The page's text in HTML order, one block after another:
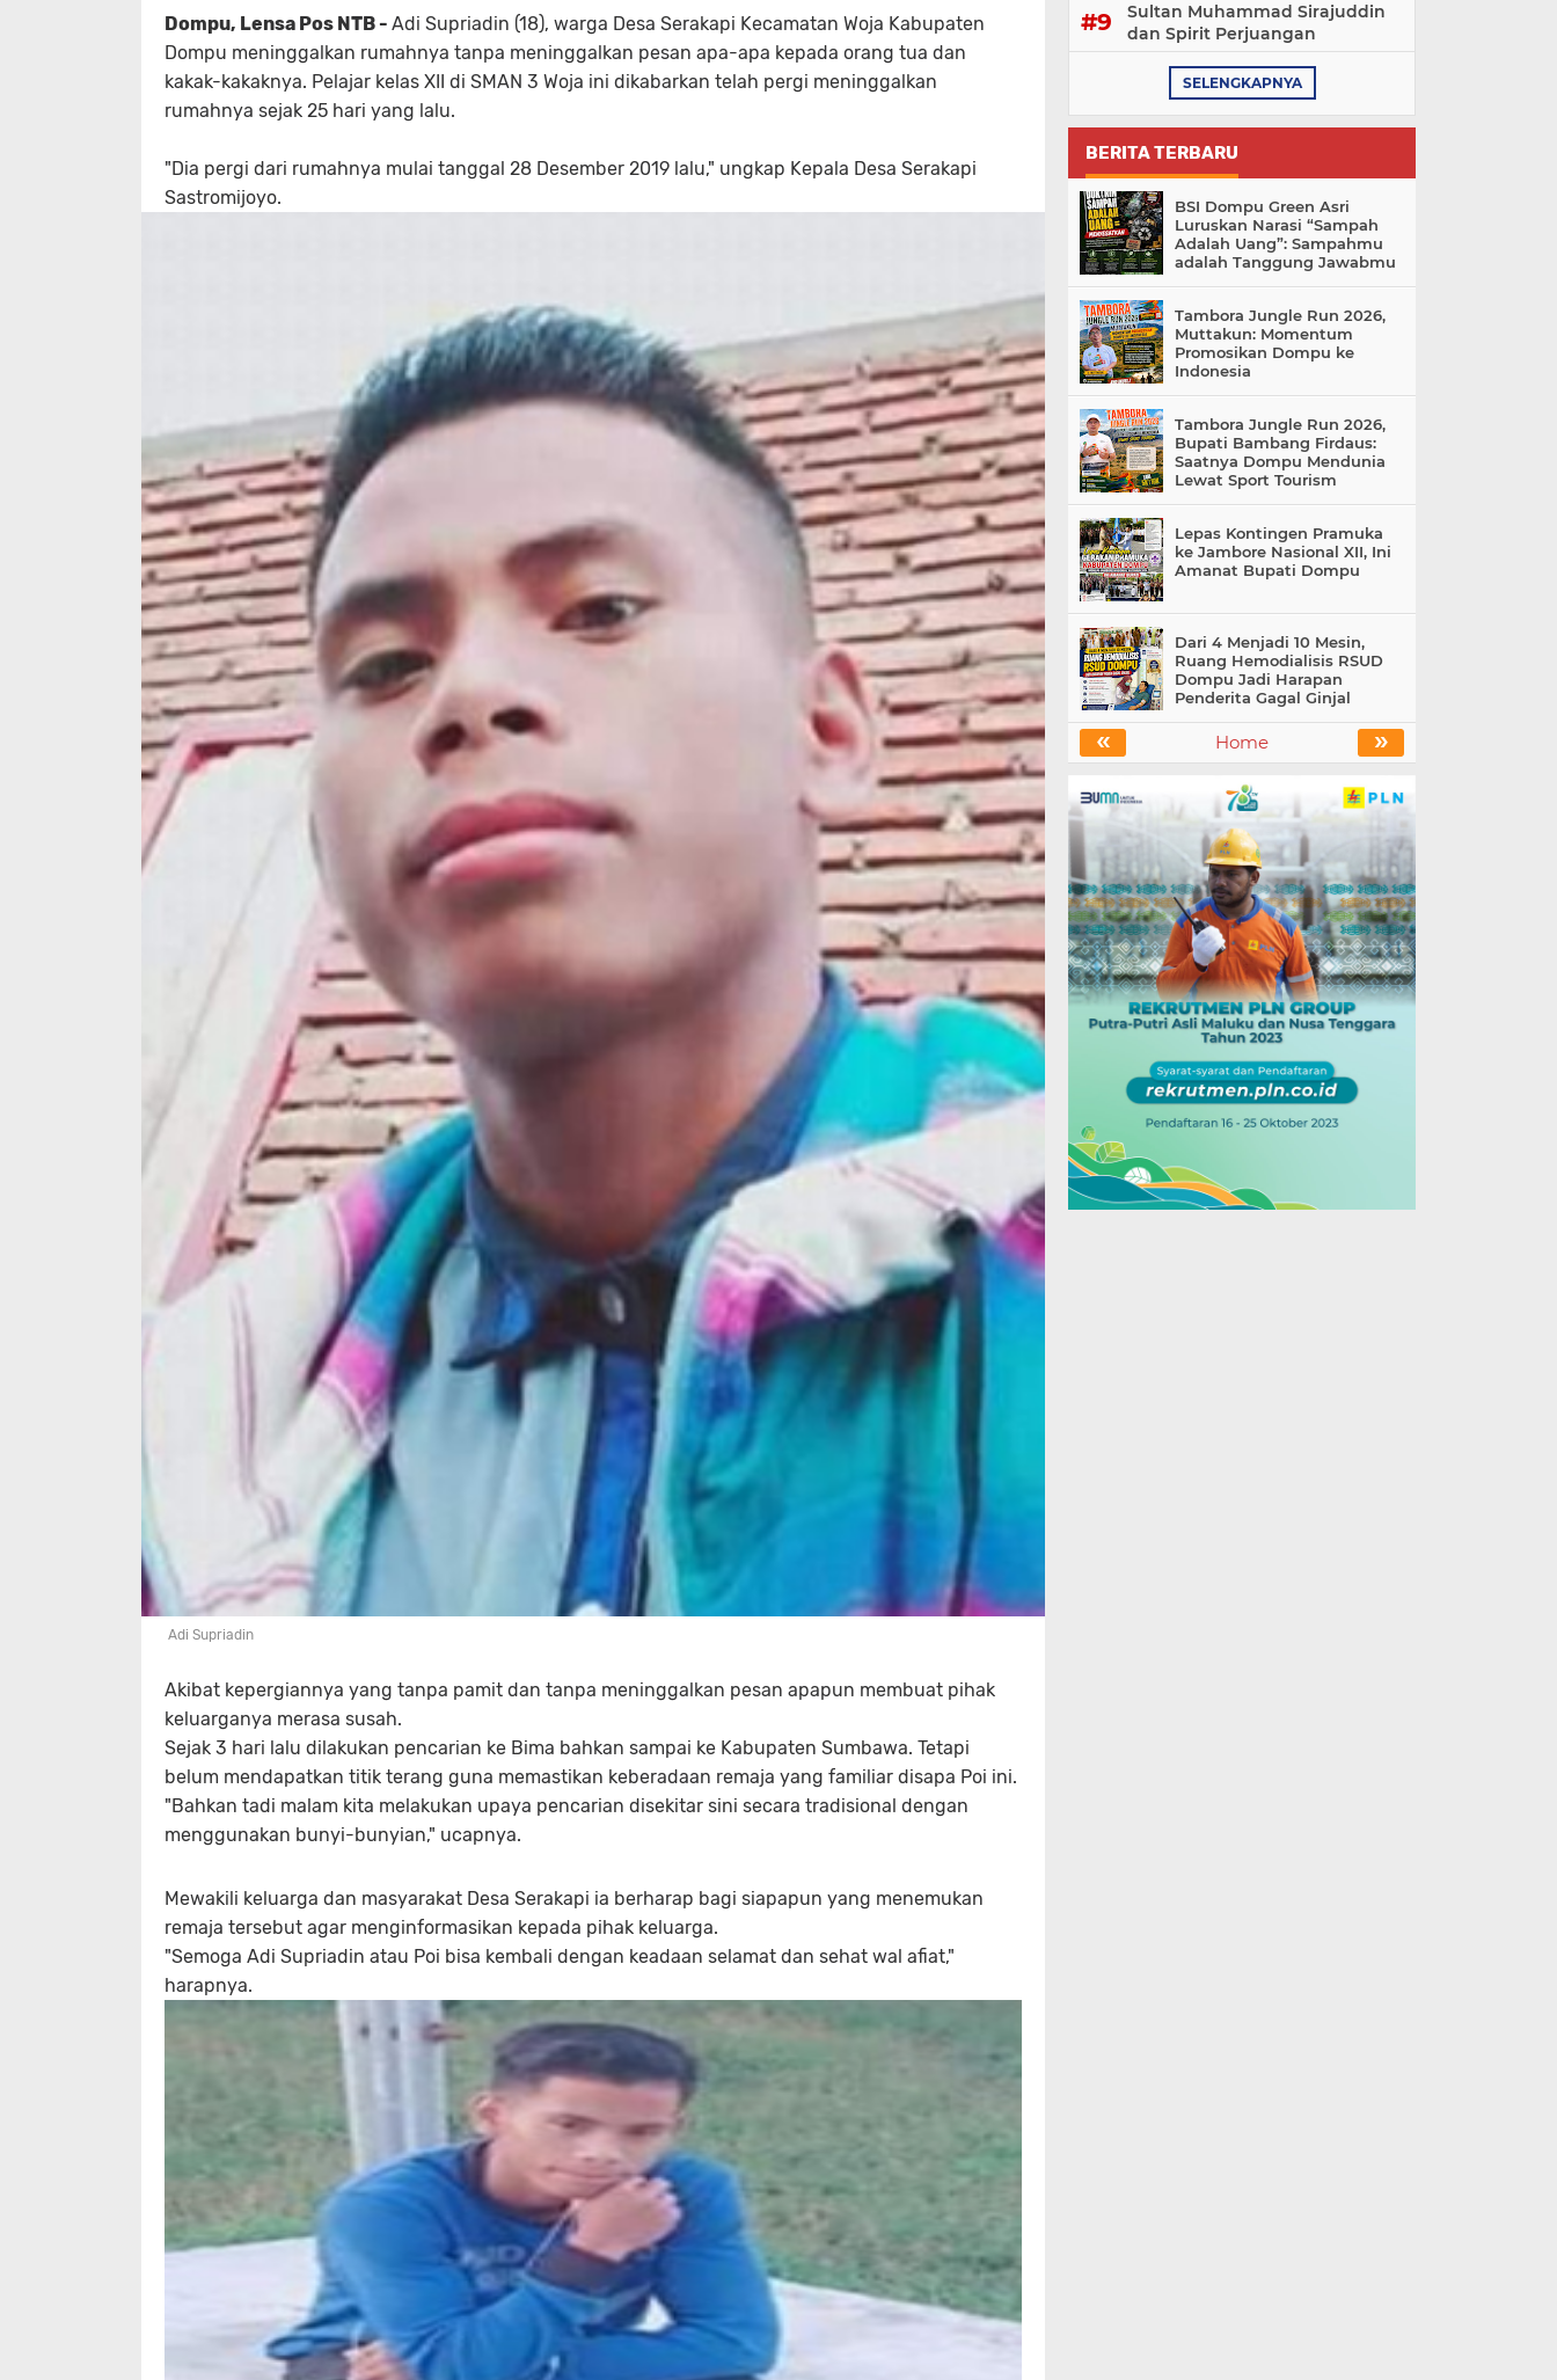
Dompu, Lensa Pos NTB - Adi Supriadin (18), warga Desa Serakapi Kecamatan Woja Kabupaten
Dompu meninggalkan rumahnya tanpa meninggalkan pesan apa-apa kepada orang tua dan
kakak-kakaknya. Pelajar kelas XII di SMAN 3 Woja ini dikabarkan telah pergi meninggalkan
rumahnya sejak 25 hari yang lalu.
"Dia pergi dari rumahnya mulai tanggal 28 Desember 2019 lalu," ungkap Kepala Desa Serakapi
Sastromijoyo.
Adi Supriadin
Akibat kepergiannya yang tanpa pamit dan tanpa meninggalkan pesan apapun membuat pihak
keluarganya merasa susah.
Sejak 3 hari lalu dilakukan pencarian ke Bima bahkan sampai ke Kabupaten Sumbawa. Tetapi
belum mendapatkan titik terang guna memastikan keberadaan remaja yang familiar disapa Poi ini.
"Bahkan tadi malam kita melakukan upaya pencarian disekitar sini secara tradisional dengan
menggunakan bunyi-bunyian," ucapnya.
Mewakili keluarga dan masyarakat Desa Serakapi ia berharap bagi siapapun yang menemukan
remaja tersebut agar menginformasikan kepada pihak keluarga.
"Semoga Adi Supriadin atau Poi bisa kembali dengan keadaan selamat dan sehat wal afiat,"
harapnya.
Sultan Muhammad Sirajuddin
dan Spirit Perjuangan
SELENGKAPNYA
BERITA TERBARU
BSI Dompu Green Asri
Luruskan Narasi “Sampah
Adalah Uang”: Sampahmu
adalah Tanggung Jawabmu
Tambora Jungle Run 2026,
Muttakun: Momentum
Promosikan Dompu ke
Indonesia
Tambora Jungle Run 2026,
Bupati Bambang Firdaus:
Saatnya Dompu Mendunia
Lewat Sport Tourism
Lepas Kontingen Pramuka
ke Jambore Nasional XII, Ini
Amanat Bupati Dompu
Dari 4 Menjadi 10 Mesin,
Ruang Hemodialisis RSUD
Dompu Jadi Harapan
Penderita Gagal Ginjal
« »
Home